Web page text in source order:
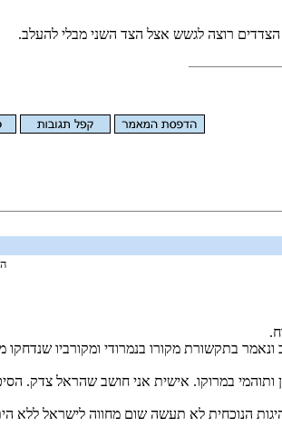
הצדדים רוצה לגשש אצל הצד השני מבלי להעלב.
בתקשורת מקורו בנמרודי ומקורביו שנדחקו
במרוקו. אישית אני חושב שהראל צדק.
הנוכחית לא תעשה שום מחווה לישראל ללא